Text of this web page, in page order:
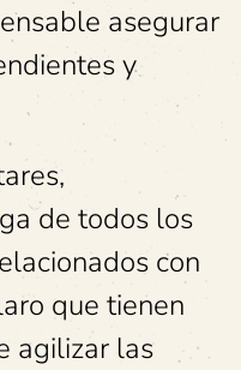
asegurar
y
de todos los
con
que tienen
agilizar las